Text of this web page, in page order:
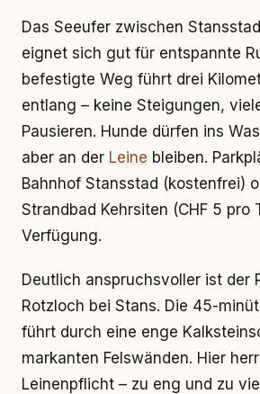
Das Seeufer zwischen
eignet sich gut für entspannte
befestigte Weg führt drei
entlang – keine Steigungen,
Pausieren. Hunde dürfen ins
aber an der Leine bleiben.
Bahnhof Stansstad (kostenfrei)
Strandbad Kehrsiten (CHF 5 pro
Verfügung.
Deutlich anspruchsvoller ist der
Rotzloch bei Stans. Die 45-
führt durch eine enge
markanten Felswänden. Hier
Leinenpflicht – zu eng und zu